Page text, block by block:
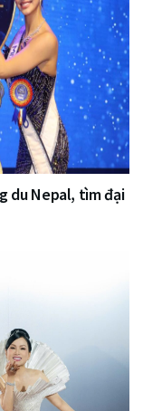
du Nepal, tìm đại